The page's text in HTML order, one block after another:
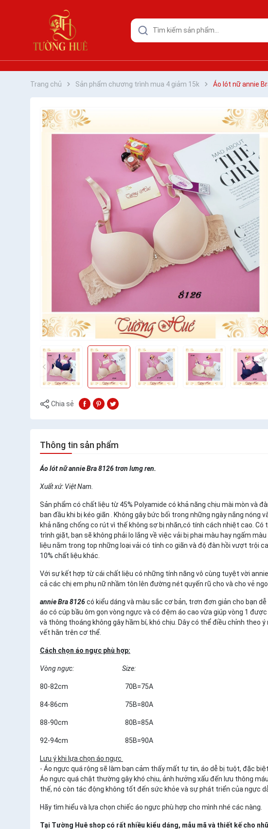
Trang chủ Sản phẩm chương trình mua 4 giảm 15k Áo lót nữ annie
Chia sẻ
Thông tin sản phẩm
Áo lót nữ annie Bra 8126 trơn lưng ren.
Xuất xứ: Việt Nam.
Sản phẩm có chất liệu từ 45% Polyamide có khả năng chịu mài mòn và
ban đầu khi bị kéo giãn . Không gây bức bối trong những ngày nắng nóng
khả năng chống co rút vì thế không sợ bị nhăn,có tính cách nhiệt cao.
trình giặt, bạn sẽ không phải lo lắng về việc vải bị phai màu hay ngấm
liệu nằm trong top những loại vải có tính co giãn và độ đàn hồi vượt trội
10% chất liệu khác.
Với sự kết hợp từ cái chất liệu có những tính năng vô cùng tuyệt vời
cả các chị em phụ nữ nhầm tôn lên đường nét quyến rũ cho và cho vẻ
annie Bra 8126có kiểu dáng và màu sắc cơ bản, trơn đơn giản cho bạn
áo có cúp bầu ôm gọn vòng ngực và có đệm áo cao vừa giúp vòng 1
và thông thoáng không gây hầm bí, khó chịu. Dây có thể điều chỉnh theo
vết hằn trên cơ thể.
Cách chọn áo ngực phù hợp:
Vòng ngực: Size:
80-82cm 70B=75A
84-86cm 75B=80A
88-90cm 80B=85A
92-94cm 85B=90A
Lưu ý khi lựa chọn áo ngực
- Áo ngực quá rộng sẽ làm bạn cảm thấy mất tự tin, áo dễ bị tuột, đặc
Áo ngực quá chật thường gây khó chịu, ảnh hưởng xấu đến lưu thông
thế, nó còn tác động không tốt đến sức khỏe và sự phát triển của ngực
Hãy tìm hiểu và lựa chọn chiếc áo ngực phù hợp cho mình nhé các nàng.
Tại Tường Huê shop có rất nhiều kiểu dáng, mẫu mã và thiết kế cho